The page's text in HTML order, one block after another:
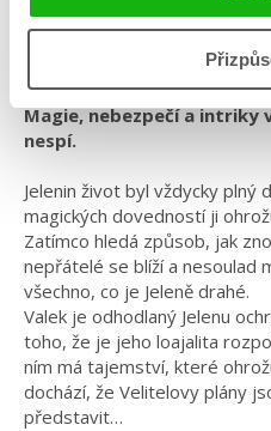
#českáobálka #hledačiduší
Magie, nebezpečí a intriky
nespí.
Jelenin život byl vždycky
magických dovedností ji
Zatímco hledá způsob, jak
nepřátelé se blíží a nesoulad
všechno, co je Jeleně drahé.
Valek je odhodlaný Jelenu
toho, že je jeho loajalita
ním má tajemství, které
dochází, že Velitelovy plány
představit…